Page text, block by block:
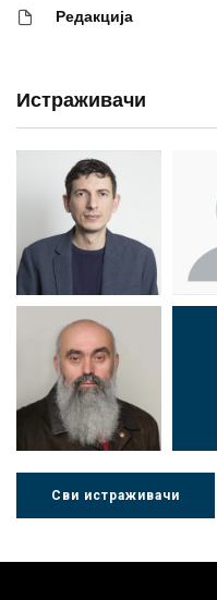
Редакција
Истраживачи
Др Миша
Стојадиновић
Сви истраживачи